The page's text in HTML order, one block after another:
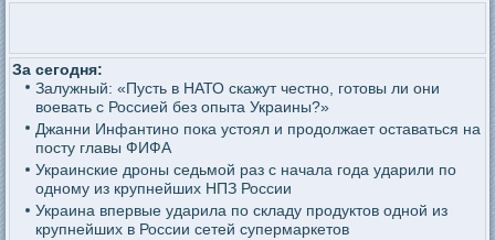
За сегодня:
Залужный: «Пусть в НАТО скажут честно, готовы ли они
воевать с Россией без опыта Украины?»
Джанни Инфантино пока устоял и продолжает оставаться на
посту главы ФИФА
Украинские дроны седьмой раз с начала года ударили по
одному из крупнейших НПЗ России
Украина впервые ударила по складу продуктов одной из
крупнейших в России сетей супермаркетов